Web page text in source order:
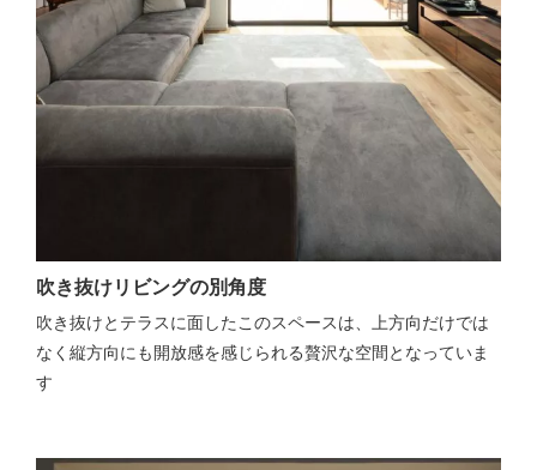
吹き抜けリビングの別角度
吹き抜けとテラスに面したこのスペースは、上方向だけでは
なく縦方向にも開放感を感じられる贅沢な空間となっていま
す